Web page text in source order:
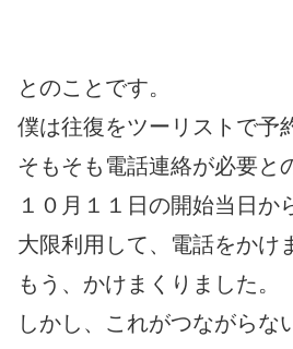
とのことです。
僕は往復をツーリストで予
そもそも電話連絡が必要と
１０月１１日の開始当日か
大限利用して、電話をかけ
もう、かけまくりました。
しかし、これがつながらな